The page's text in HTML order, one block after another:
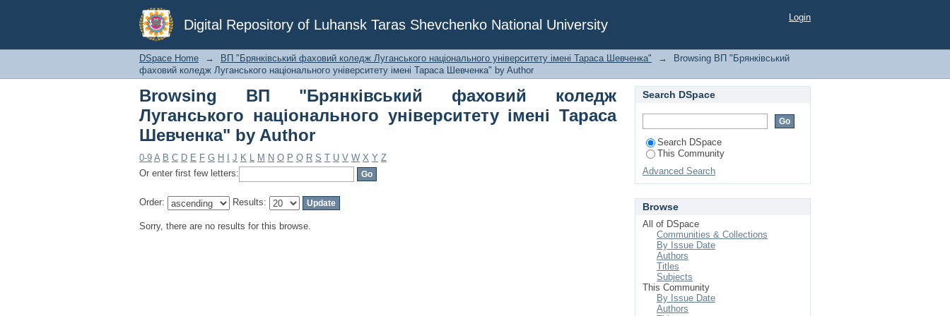
Digital Repository of Luhansk Taras Shevchenko National University
Browsing ВП "Брянківський фаховий коледж Луганського національного
університету імені Тараса Шевченка" by Author
Login
DSpace Home → ВП "Брянківський фаховий коледж Луганського національного університету імені Тараса Шевченка" →
Browsing ВП "Брянківський
фаховий коледж Луганського національного університету імені Тараса Шевченка" by Author
Browsing ВП "Брянківський фаховий коледж
Луганського національного університету імені Тараса
Шевченка" by Author
0-9 A B C D E F G H J K L M N O P Q R S T U V W X Y Z
Or enter first few letters:
Order: Results:
Sorry, there are no results for this browse.
Search DSpace
Search DSpace
This Community
Advanced Search
Browse
All of DSpace
Communities & Collections
By Issue Date
Authors
Titles
Subjects
This Community
By Issue Date
Authors